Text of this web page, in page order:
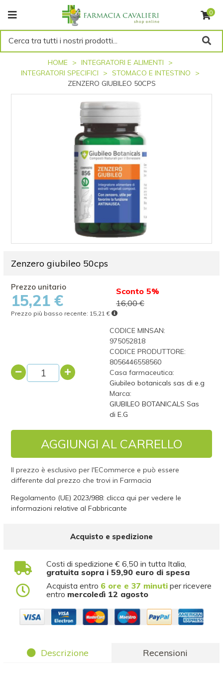
0
Cerca tra tutti i nostri prodotti...
HOME
INTEGRATORI E ALIMENTI
INTEGRATORI SPECIFICI
STOMACO E INTESTINO
ZENZERO GIUBILEO 50CPS
Zenzero giubileo 50cps
15,21 €
Sconto 5%
16,00 €
Prezzo più basso recente: 15,21 €
CODICE MINSAN:
975052818
CODICE PRODUTTORE:
8056446558560
Casa farmaceutica:
Giubileo botanicals sas di e.g
Marca:
GIUBILEO BOTANICALS Sas
di E.G
AGGIUNGI AL CARRELLO
Il prezzo è esclusivo per l'ECommerce e può essere
differente dal prezzo che trovi in Farmacia
Regolamento (UE) 2023/988: clicca qui per vedere le
informazioni relative al Fabbricante
Acquisto e spedizione
Costi di spedizione € 6,50 in tutta Italia,
gratuita sopra i 59,90 euro di spesa
Acquista entro 6 ore e 37 minuti per ricevere
entro mercoledì 12 agosto
Descrizione Recensioni